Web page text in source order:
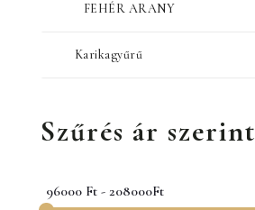
FEHÉR ARANY
Karikagyűrű
Szűrés ár szerint